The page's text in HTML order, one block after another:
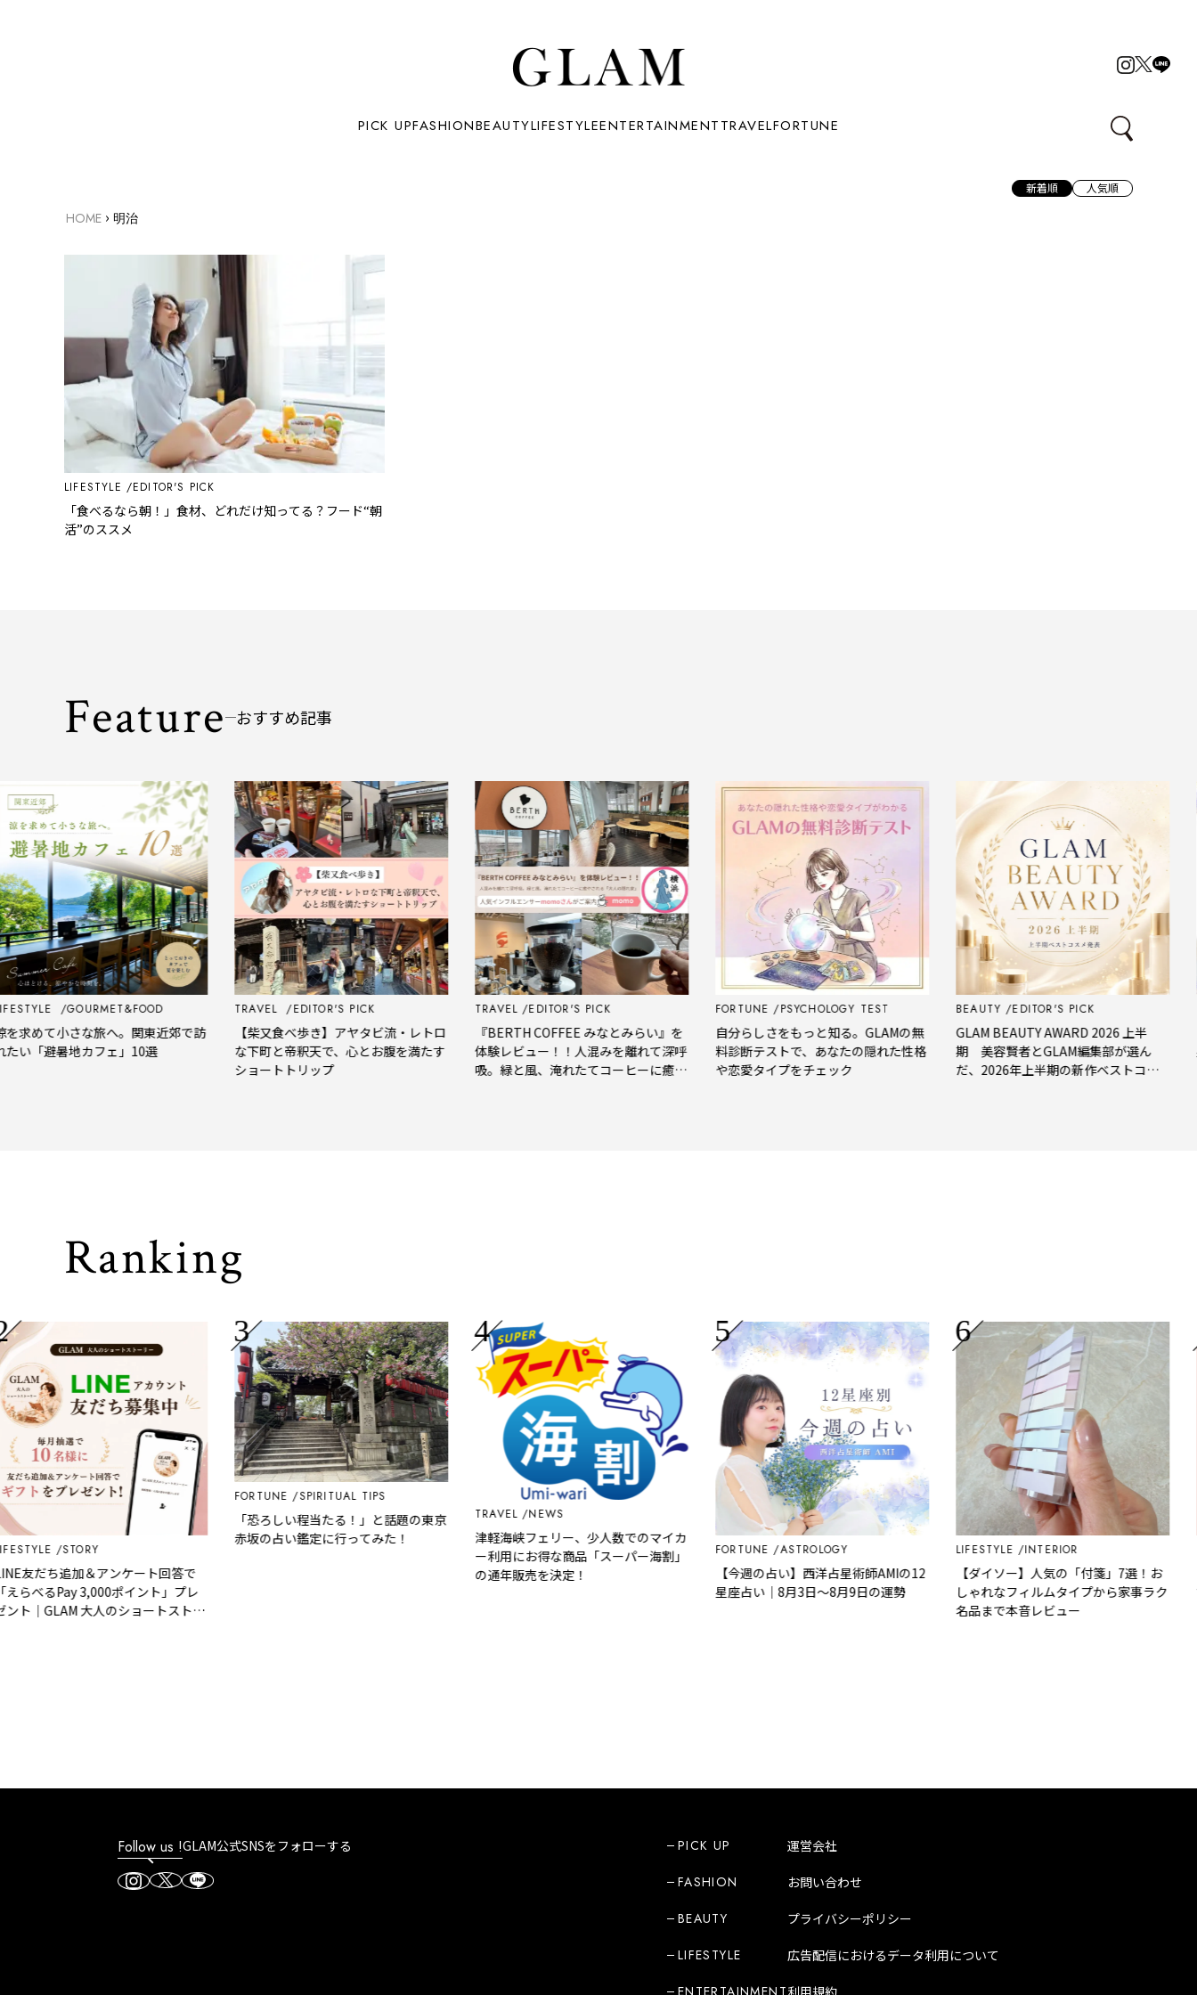
PICK UPFASHIONBEAUTYLIFESTYLEENTERTAINMENTTRAVELFORTUNE
新着順 人気順
HOME › 明治
LIFESTYLE EDITOR'S PICK
「食べるなら朝！」食材、どれだけ知ってる？フード“朝
活”のススメ
Feature おすすめ記事
GOURMET&FOOD
めて小さな旅へ。関東近郊で訪
「避暑地カフェ」10選
TRAVEL EDITOR'S PICK
【柴又食べ歩き】アヤタビ流・レトロ
な下町と帝釈天で、心とお腹を満たす
ショートトリップ
TRAVEL EDITOR'S PICK
『BERTH COFFEE みなとみらい』を
体験レビュー！！人混みを離れて深呼
吸。緑と風、淹れたてコーヒーに癒や
FORTUNE PSYCHOLOGY TEST
自分らしさをもっと知る。GLAMの無
料診断テストで、あなたの隠れた性格
や恋愛タイプをチェック
BEAUTY EDITOR'S PICK
GLAM BEAUTY AWARD 2026 上半
期 美容賢者とGLAM編集部が選ん
だ、2026年上半期の新作ベストコス
Ranking
STORY
だち追加＆アンケート回答で
べるPay 3,000ポイント」プレ
｜GLAM 大人のショートストー
FORTUNE SPIRITUAL TIPS
「恐ろしい程当たる！」と話題の東京
赤坂の占い鑑定に行ってみた！
TRAVEL NEWS
津軽海峡フェリー、少人数でのマイカ
ー利用にお得な商品「スーパー海割」
の通年販売を決定！
FORTUNE ASTROLOGY
【今週の占い】西洋占星術師AMIの12
星座占い｜8月3日～8月9日の運勢
LIFESTYLE INTERIOR
【ダイソー】人気の「付箋」7選！お
しゃれなフィルムタイプから家事ラク
名品まで本音レビュー
Follow us !GLAM公式SNSをフォローする PICK UP
FASHION
BEAUTY
LIFESTYLE
ENTERTAINMENT
運営会社
お問い合わせ
プライバシーポリシー
広告配信におけるデータ利用について
利用規約